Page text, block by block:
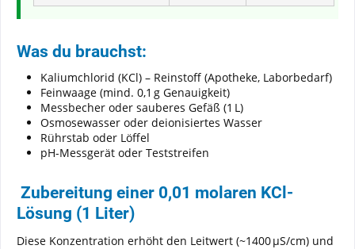
Was du brauchst:
Kaliumchlorid (KCl) – Reinstoff (Apotheke, Laborbedarf)
Feinwaage (mind. 0,1 g Genauigkeit)
Messbecher oder sauberes Gefäß (1 L)
Osmosewasser oder deionisiertes Wasser
Rührstab oder Löffel
pH-Messgerät oder Teststreifen
Zubereitung einer 0,01 molaren KCl-
Lösung (1 Liter)
Diese Konzentration erhöht den Leitwert (~1400 µS/cm) und